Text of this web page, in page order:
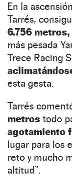
En la
Tarrés,
6.756
más pesada
Trece Racing
esta gesta.
Tarrés
metros todo
agotamiento
lugar para los
reto y mucho
altitud”.